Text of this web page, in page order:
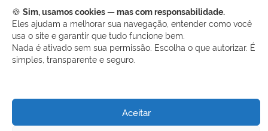
🍪 Sim, usamos cookies — mas com responsabilidade.
Eles ajudam a melhorar sua navegação, entender como você
usa o site e garantir que tudo funcione bem.
Nada é ativado sem sua permissão. Escolha o que autorizar. É
simples, transparente e seguro.
Aceitar
REDES SOCIAIS
Facebook
Twitter
LinkedIn
Instagram